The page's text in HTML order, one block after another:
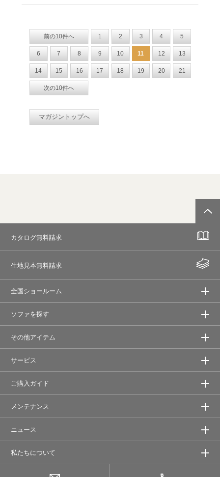
前の10件へ 1 2 3 4 5
6 7 8 9 10 11 12 13
14 15 16 17 18 19 20 21
次の10件へ
マガジントップへ
カタログ無料請求
生地見本無料請求
全国ショールーム
ソファを探す
その他アイテム
サービス
ご購入ガイド
メンテナンス
ニュース
私たちについて